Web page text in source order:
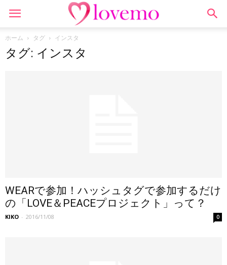
ホーム タグ インスタ
タグ: インスタ
WEARで参加！ハッシュタグで参加するだけ
の「LOVE＆PEACEプロジェクト」って？
KIKO - 2016/11/08 0